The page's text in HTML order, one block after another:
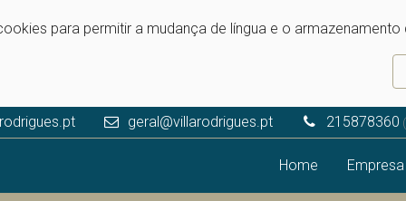
para permitir a mudança de língua e o
geral@villarodrigues.pt 215878360
Home Empresa